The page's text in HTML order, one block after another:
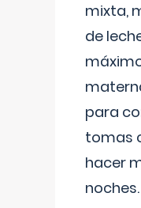
mixta,
de
para
tomas
hacer
noches.